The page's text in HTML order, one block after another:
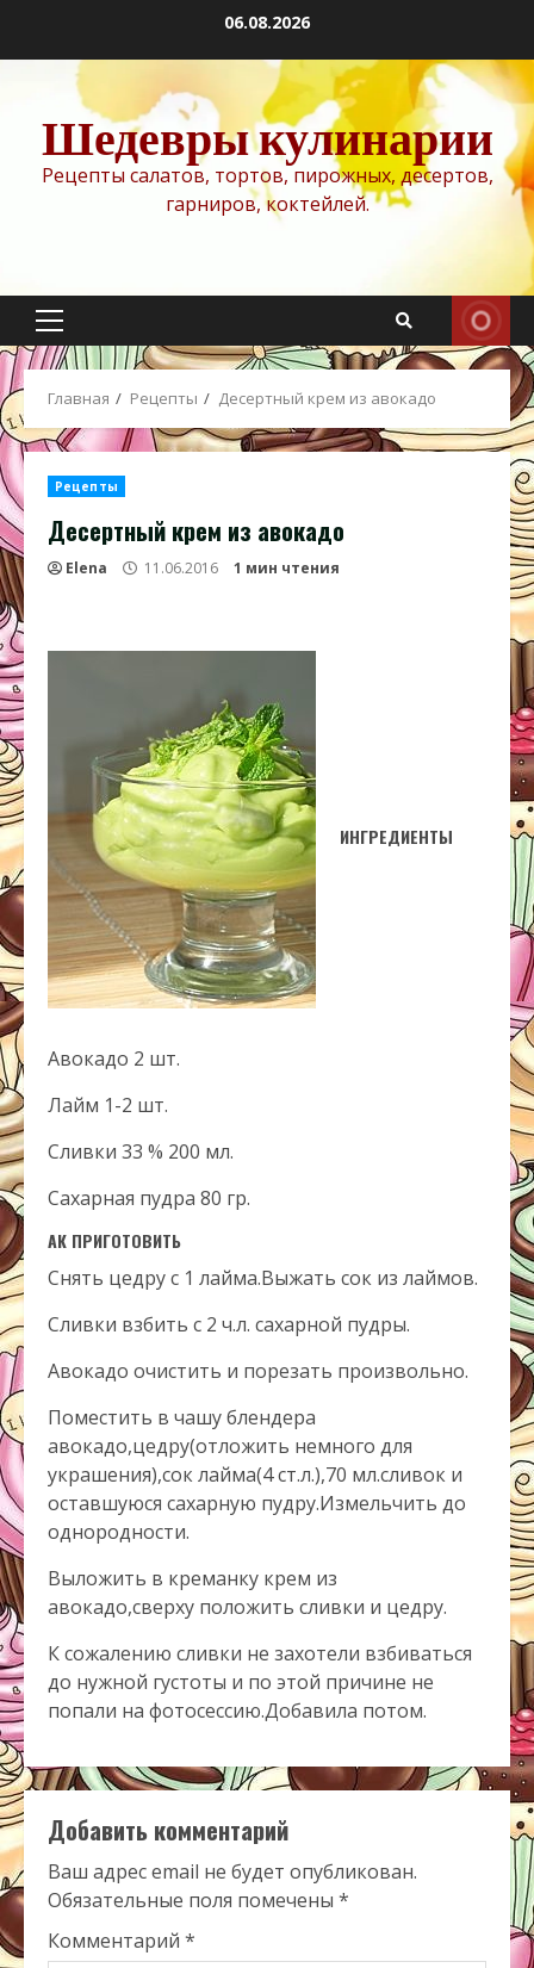
содержимому
06.08.2026
Шедевры кулинарии
Рецепты салатов, тортов, пирожных, десертов,
гарниров, коктейлей.
Основное
меню
Главная Рецепты Десертный крем из авокадо
Рецепты
Десертный крем из авокадо
Elena 11.06.2016 1 мин чтения
ИНГРЕДИЕНТЫ
Авокадо 2 шт.
Лайм 1-2 шт.
Сливки 33 % 200 мл.
Сахарная пудра 80 гр.
АК ПРИГОТОВИТЬ
Снять цедру с 1 лайма.Выжать сок из лаймов.
Сливки взбить с 2 ч.л. сахарной пудры.
Авокадо очистить и порезать произвольно.
Поместить в чашу блендера
авокадо,цедру(отложить немного для
украшения),сок лайма(4 ст.л.),70 мл.сливок и
оставшуюся сахарную пудру.Измельчить до
однородности.
Выложить в креманку крем из
авокадо,сверху положить сливки и цедру.
К сожалению сливки не захотели взбиваться
до нужной густоты и по этой причине не
попали на фотосессию.Добавила потом.
Добавить комментарий
Ваш адрес email не будет опубликован.
Обязательные поля помечены *
Комментарий *